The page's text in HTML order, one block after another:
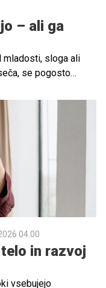
– ali ga
mladosti, sloga ali
se pogosto
04.00
in razvoj
vsebujejo